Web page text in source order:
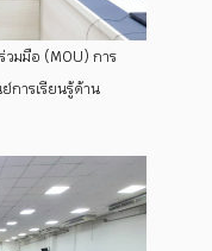
มมือ (MOU) การ
ารเรียนรู้ด้าน